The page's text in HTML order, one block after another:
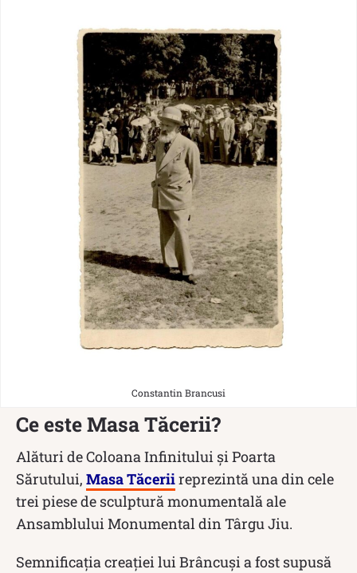
Constantin Brancusi
Ce este Masa Tăcerii?
Alături de Coloana Infinitului și Poarta
Sărutului, Masa Tăceriireprezintă una din cele
trei piese de sculptură monumentală ale
Ansamblului Monumental din Târgu Jiu.
Semnificația creației lui Brâncuși a fost supusă